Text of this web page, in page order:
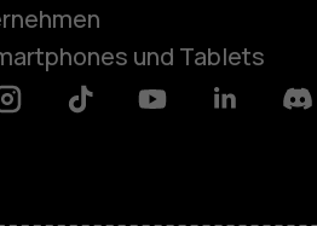
und Tablets
Tiktok YoutubeLinkedin